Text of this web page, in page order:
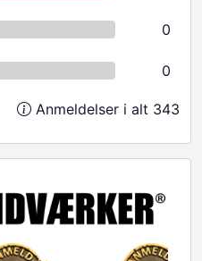
0
0
Anmeldelser i alt 343